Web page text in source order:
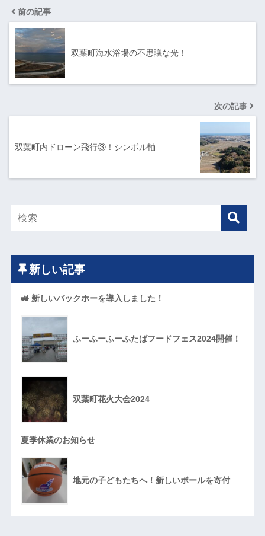
前の記事
双葉町海水浴場の不思議な光！
次の記事
双葉町内ドローン飛行③！シンボル軸
新しい記事
🚜 新しいバックホーを導入しました！
ふーふーふーふたばフードフェス2024開催！
双葉町花火大会2024
夏季休業のお知らせ
地元の子どもたちへ！新しいボールを寄付